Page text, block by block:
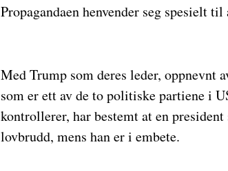
Propagandaen henvender seg spesielt
Med Trump som deres leder, oppnevnt
som er ett av de to politiske partiene i
kontrollerer, har bestemt at en
lovbrudd, mens han er i embete.